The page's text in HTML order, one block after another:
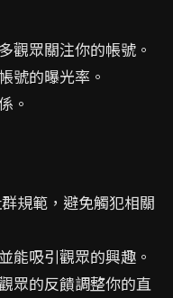
觀眾關注你的帳號。
號的曝光率。
。
規範，避免觸犯相關
能吸引觀眾的興趣。
眾的反饋調整你的直